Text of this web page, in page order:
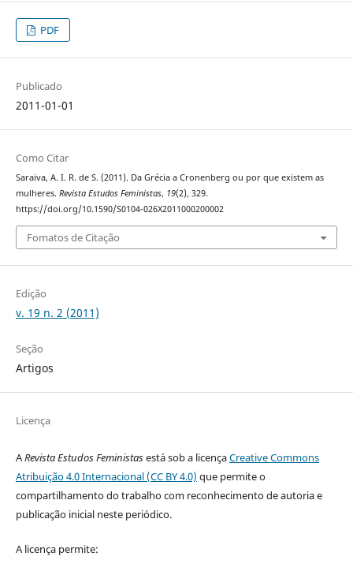
PDF
Publicado
2011-01-01
Como Citar
Saraiva, A. I. R. de S. (2011). Da Grécia a Cronenberg ou por que existem as
mulheres. Revista Estudos Feministas, 19(2), 329.
https://doi.org/10.1590/S0104-026X2011000200002
Fomatos de Citação
Edição
v. 19 n. 2 (2011)
Seção
Artigos
Licença
ARevista Estudos Feministasestá sob a licençaCreative Commons
Atribuição 4.0 Internacional (CC BY 4.0) que permite o
compartilhamento do trabalho com reconhecimento de autoria e
publicação inicial neste periódico.
A licença permite: